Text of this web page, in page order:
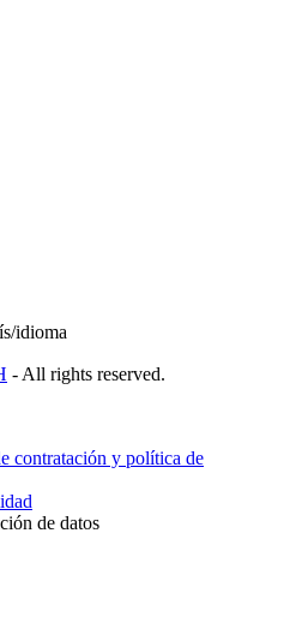
idioma
- All rights reserved.
contratación y política de
de datos